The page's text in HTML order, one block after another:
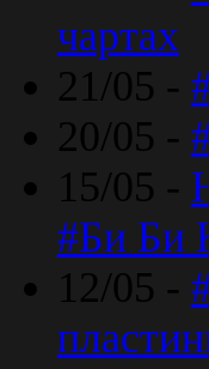
чартах
21/05 -
20/05 -
15/05 -
#Би Би
12/05 -